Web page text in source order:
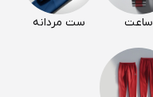
ساعت ست مردانه